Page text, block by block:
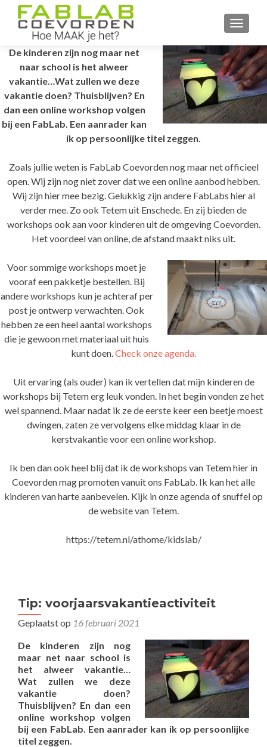
De kinderen zijn nog maar net
naar school is het alweer
vakantie…Wat zullen we deze
vakantie doen? Thuisblijven? En
dan een online workshop volgen
bij een FabLab. Een aanrader kan
ik op persoonlijke titel zeggen.
Zoals jullie weten is FabLab Coevorden nog maar net officieel
open. Wij zijn nog niet zover dat we een online aanbod hebben.
Wij zijn hier mee bezig. Gelukkig zijn andere FabLabs hier al
verder mee. Zo ook Tetem uit Enschede. En zij bieden de
workshops ook aan voor kinderen uit de omgeving Coevorden.
Het voordeel van online, de afstand maakt niks uit.
Voor sommige workshops moet je
vooraf een pakketje bestellen. Bij
andere workshops kun je achteraf per
post je ontwerp verwachten. Ook
hebben ze een heel aantal workshops
die je gewoon met materiaal uit huis
kunt doen.Check onze agenda.
Uit ervaring (als ouder) kan ik vertellen dat mijn kinderen de
workshops bij Tetem erg leuk vonden. In het begin vonden ze het
wel spannend. Maar nadat ik ze de eerste keer een beetje moest
dwingen, zaten ze vervolgens elke middag klaar in de
kerstvakantie voor een online workshop.
Ik ben dan ook heel blij dat ik de workshops van Tetem hier in
Coevorden mag promoten vanuit ons FabLab. Ik kan het alle
kinderen van harte aanbevelen. Kijk in onze agenda of snuffel op
de website van Tetem.
https://tetem.nl/athome/kidslab/
Tip: voorjaarsvakantieactiviteit
Geplaatst op 16 februari 2021
De kinderen zijn nog
maar net naar school is
het alweer vakantie…
Wat zullen we deze
vakantie doen?
Thuisblijven? En dan een
online workshop volgen
bij een FabLab. Een aanrader kan ik op persoonlijke
titel zeggen.